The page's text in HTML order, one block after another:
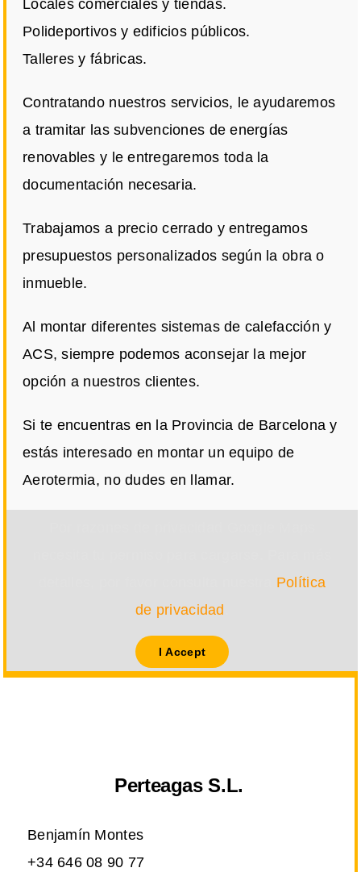
Locales comerciales y tiendas.
Polideportivos y edificios públicos.
Talleres y fábricas.
Contratando nuestros servicios, le ayudaremos
a tramitar las subvenciones de energías
renovables y le entregaremos toda la
documentación necesaria.
Trabajamos a precio cerrado y entregamos
presupuestos personalizados según la obra o
inmueble.
Al montar diferentes sistemas de calefacción y
ACS, siempre podemos aconsejar la mejor
opción a nuestros clientes.
Si te encuentras en la Provincia de Barcelona y
estás interesado en montar un equipo de
Aerotermia, no dudes en llamar.
Política
de privacidad
I Accept
Perteagas S.L.
Benjamín Montes
+34 646 08 90 77